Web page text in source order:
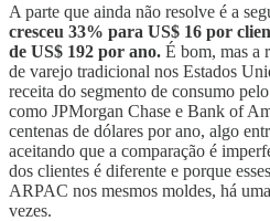
A parte que ainda não resolve é a
cresceu 33% para US$ 16 por
de US$ 192 por ano. É bom, mas a
de varejo tradicional nos Estados
receita do segmento de consumo
como JPMorgan Chase e Bank of
centenas de dólares por ano, algo
aceitando que a comparação é
dos clientes é diferente e porque
ARPAC nos mesmos moldes, há
vezes.